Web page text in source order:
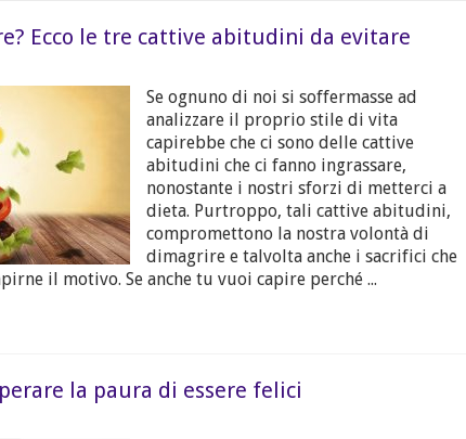
Ecco le tre cattive abitudini da evitare
Se ognuno di noi si soffermasse ad
analizzare il proprio stile di vita
capirebbe che ci sono delle cattive
abitudini che ci fanno ingrassare,
nonostante i nostri sforzi di metterci a
dieta. Purtroppo, tali cattive abitudini,
compromettono la nostra volontà di
dimagrire e talvolta anche i sacrifici che
il motivo. Se anche tu vuoi capire perché ...
la paura di essere felici